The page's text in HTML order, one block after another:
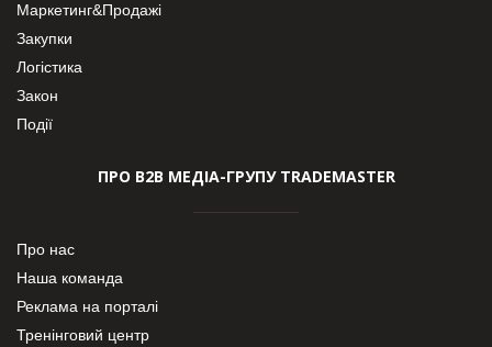
Маркетинг&Продажі
Закупки
Логістика
Закон
Події
ПРО В2В МЕДІА-ГРУПУ TRADEMASTER
Про нас
Наша команда
Реклама на порталі
Тренінговий центр